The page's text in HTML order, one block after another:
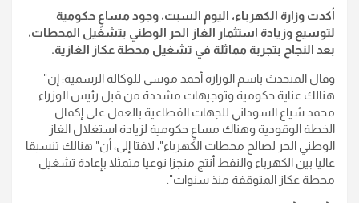
أكدت وزارة الكهرباء، اليوم السبت، وجود مساعٍ حكومية
لتوسيع وزيادة استثمار الغاز الحر الوطني بتشغيل المحطات،
بعد النجاح بتجربة مماثلة في تشغيل محطة عكاز الغازية.
وقال المتحدث باسم الوزارة أحمد موسى للوكالة الرسمية: إن"
هنالك عناية حكومية وتوجيهات مشددة من قبل رئيس الوزراء
محمد شياع السوداني للجهات القطاعية بالعمل على إكمال
الخطة الوقودية وهناك مساعٍ حكومية لزيادة استغلال الغاز
الوطني الحر لصالح محطات الكهرباء"، لافتا إلى، أن" هنالك تنسيقا
عاليا بين الكهرباء والنفط أنتج منجزا نوعيا متمثلا بإعادة تشغيل
محطة عكاز المتوقفة منذ سنوات".